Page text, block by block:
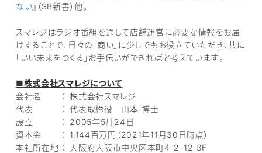
ない』（SB新書）他。
スマレジはラジオ番組を通して店舗運営に必要な情報をお届
けすることで、日々の「商い」に少しでもお役立ていただき、共に
「いい未来をつくる」お手伝いができればと考えています。
■株式会社スマレジについて
会社名 ： 株式会社スマレジ
代表 ： 代表取締役 山本 博士
設立 ： 2005年5月24日
資本金 ： 1,144百万円（2021年11月30日時点）
本社所在地 ： 大阪府大阪市中央区本町4-2-12 3F